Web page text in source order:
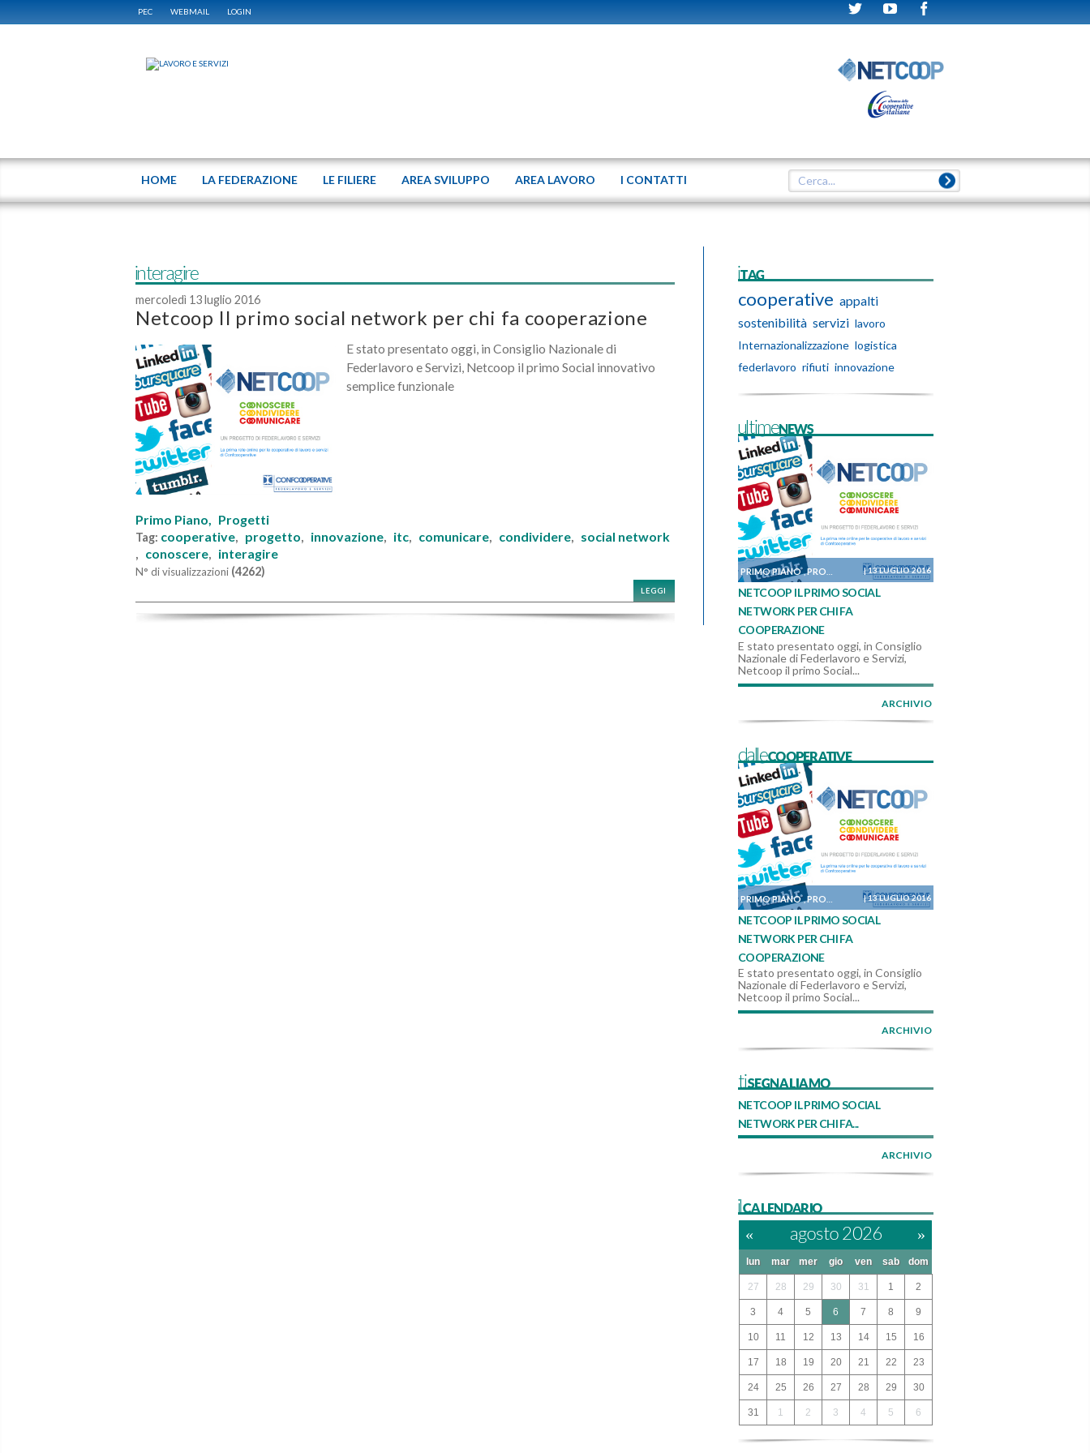
PEC WEBMAIL LOGIN
HOME LA FEDERAZIONE LE FILIERE AREA SVILUPPO AREA LAVORO I CONTATTI
interagire
mercoledì 13 luglio 2016
Netcoop Il primo social network per chi fa cooperazione
E stato presentato oggi, in Consiglio Nazionale di
Federlavoro e Servizi, Netcoop il primo Social innovativo
semplice funzionale
Primo Piano, Progetti
Tag: cooperative, progetto, innovazione, itc, comunicare, condividere, social network
, conoscere, interagire
N° di visualizzazioni (4262)
LEGGI
iTAG
cooperative appalti
sostenibilità servizi lavoro
Internazionalizzazione logistica
federlavoro rifiuti innovazione
ultimeNEWS
PRIMO PIANO ,PROGETTI |13 LUGLIO 2016
NETCOOP IL PRIMO SOCIAL
NETWORK PER CHI FA
COOPERAZIONE
E stato presentato oggi, in Consiglio
Nazionale di Federlavoro e Servizi,
Netcoop il primo Social...
ARCHIVIO
dalleCOOPERATIVE
PRIMO PIANO ,PROGETTI |13 LUGLIO 2016
NETCOOP IL PRIMO SOCIAL
NETWORK PER CHI FA
COOPERAZIONE
E stato presentato oggi, in Consiglio
Nazionale di Federlavoro e Servizi,
Netcoop il primo Social...
ARCHIVIO
tiSEGNALIAMO
NETCOOP IL PRIMO SOCIAL
NETWORK PER CHI FA...
ARCHIVIO
ilCALENDARIO
« agosto 2026 »
lun mar mer gio ven sab dom
27 28 29 30 31 1 2
3 4 5 6 7 8 9
10 11 12 13 14 15 16
17 18 19 20 21 22 23
24 25 26 27 28 29 30
31 1 2 3 4 5 6